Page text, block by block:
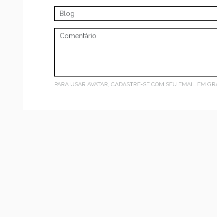
PARA USAR AVATAR, CADASTRE-SE COM SEU EMAIL EM